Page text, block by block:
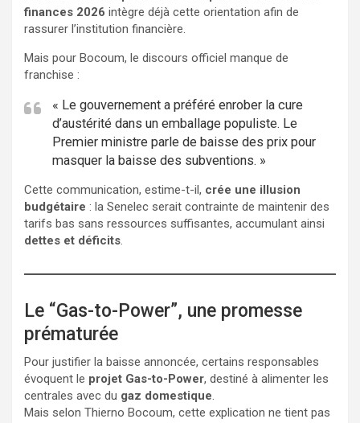
finances 2026 intègre déjà cette orientation afin de
rassurer l’institution financière.
Mais pour Bocoum, le discours officiel manque de
franchise :
« Le gouvernement a préféré enrober la cure
d’austérité dans un emballage populiste. Le
Premier ministre parle de baisse des prix pour
masquer la baisse des subventions. »
Cette communication, estime-t-il, crée une illusion
budgétaire : la Senelec serait contrainte de maintenir des
tarifs bas sans ressources suffisantes, accumulant ainsi
dettes et déficits.
Le “Gas-to-Power”, une promesse
prématurée
Pour justifier la baisse annoncée, certains responsables
évoquent le projet Gas-to-Power, destiné à alimenter les
centrales avec du gaz domestique.
Mais selon Thierno Bocoum, cette explication ne tient pas